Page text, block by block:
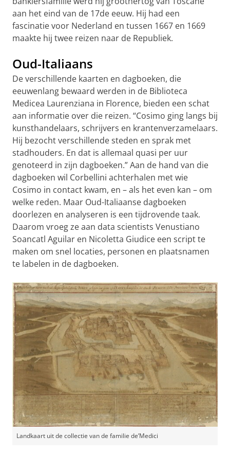
aan het eind van de 17de eeuw. Hij had een
fascinatie voor Nederland en tussen 1667 en 1669
maakte hij twee reizen naar de Republiek.
Oud-Italiaans
De verschillende kaarten en dagboeken, die
eeuwenlang bewaard werden in de Biblioteca
Medicea Laurenziana in Florence, bieden een schat
aan informatie over die reizen. “Cosimo ging langs bij
kunsthandelaars, schrijvers en krantenverzamelaars.
Hij bezocht verschillende steden en sprak met
stadhouders. En dat is allemaal quasi per uur
genoteerd in zijn dagboeken.”Aan de hand van die
dagboeken wil Corbellini achterhalen met wie
Cosimo in contact kwam, en – als het even kan – om
welke reden. Maar Oud-Italiaanse dagboeken
doorlezen en analyseren is een tijdrovende taak.
Daarom vroeg ze aan data scientists Venustiano
Soancatl Aguilar en Nicoletta Giudice een script te
maken om snel locaties, personen en plaatsnamen
te labelen in de dagboeken.
Landkaart uit de collectie van de familie de’Medici